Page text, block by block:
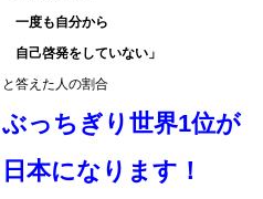
一度も自分から
自己啓発をしていない」
と答えた人の割合
ぶっちぎり世界1位が
日本になります！